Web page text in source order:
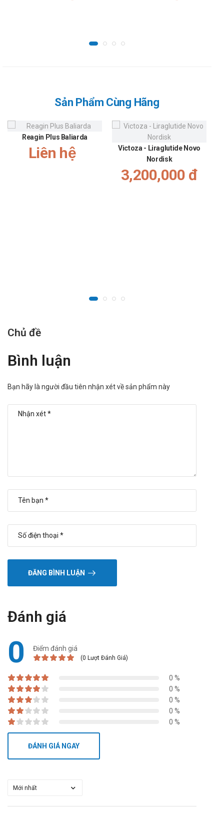
ThanKinhTAP.com
Sản Phẩm Cùng Hãng
Reagin Plus Baliarda
Liên hệ
Victoza - Liraglutide Novo
Nordisk
3,200,000 đ
Chủ đề
Bình luận
Bạn hãy là người đầu tiên nhận xét về sản phẩm này
ĐĂNG BÌNH LUẬN
Đánh giá
0 Điểm đánh giá
(0 Lượt Đánh Giá)
0 %
0 %
0 %
0 %
0 %
ĐÁNH GIÁ NGAY